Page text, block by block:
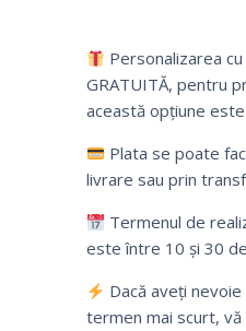
Personalizarea
GRATUITĂ, pentru
această opțiune
Plata se poate
livrare sau prin
Termenul de
este între 10 și 30
Dacă aveți
termen mai scurt, vă